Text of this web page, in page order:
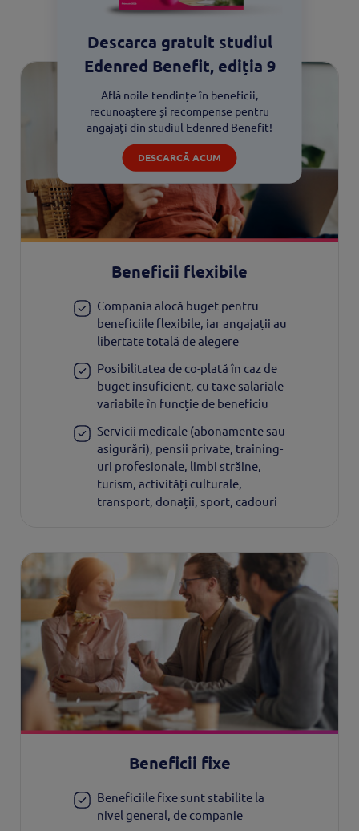
Descoperă soluțiile
Beneficii flexibile
Compania alocă buget pentru
beneficiile flexibile, iar angajații au
libertate totală de alegere
Posibilitatea de co-plată în caz de
buget insuficient, cu taxe salariale
variabile în funcție de beneficiu
Servicii medicale (abonamente sau
asigurări), pensii private, training-
uri profesionale, limbi străine,
turism, activități culturale,
transport, donații, sport, cadouri
Beneficii fixe
Beneficiile fixe sunt stabilite la
nivel general, de companie
Descarca gratuit studiul
Edenred Benefit, ediția 9
Află noile tendințe în beneficii,
recunoaștere și recompense pentru
angajați din studiul Edenred Benefit!
DESCARCĂ ACUM